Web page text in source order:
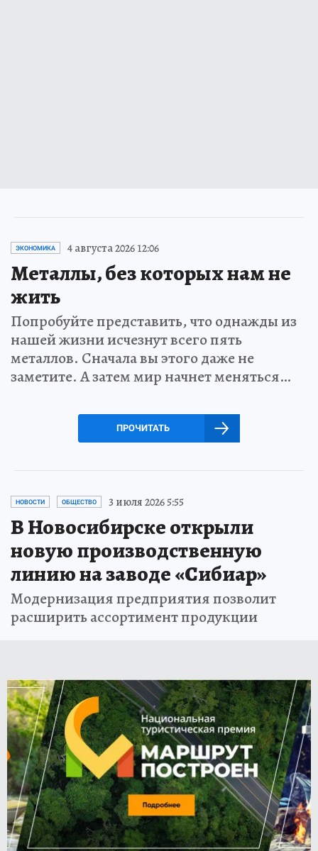
ЭКОНОМИКА 4 августа 2026 12:06
Металлы, без которых нам не
жить
Попробуйте представить, что однажды из
нашей жизни исчезнут всего пять
металлов. Сначала вы этого даже не
заметите. А затем мир начнет меняться…
ПРОЧИТАТЬ
НОВОСТИ ОБЩЕСТВО 3 июля 2026 5:55
В Новосибирске открыли
новую производственную
линию на заводе «Сибиар»
Модернизация предприятия позволит
расширить ассортимент продукции